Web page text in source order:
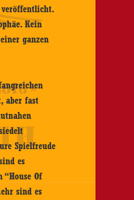
veröffentlicht.
Kein
ganzen
aber fast
Spielfreude
es
Of
sind es